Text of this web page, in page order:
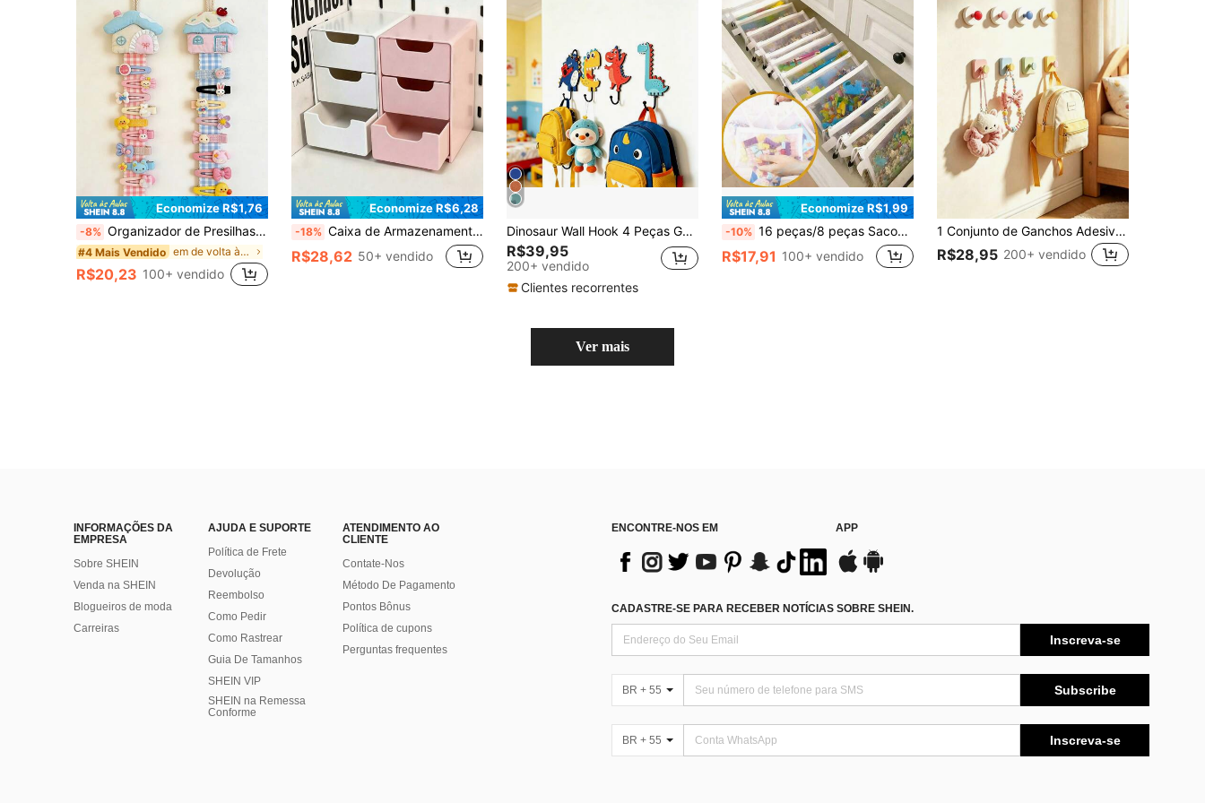
Economize R$1,76
-8% Organizador de Presilhas de Cabelo no Formato de Casa de Madeira Criativa e Fofa, Organizador de Armazenamento Montado na Parede Estilo Doce de Menina, Acessório de Decoração para Quarto de Criança, Presente de Páscoa
#4 Mais Vendido em de volta às aulas Armazenamento de berçário
R$20,23 100+ vendido
Economize R$6,28
-18% Caixa de Armazenamento Mini de 3 Camadas, Adequada para Armazenar Joias, Acessórios de Cabelo, Itens Pequenos, Pode Ser Usada em Móveis, Escritório, Estudo, Quarto, Banheiro
R$28,62 50+ vendido
Dinosaur Wall Hook 4 Peças Ganchos de Parede de Madeira com Formato de Dinossauro Fofo, Adequado para Quarto de Crianças, Quarto, Pode Pendurar Roupas, Toalhas, Bolsas, Decoração de Quarto de Bebê, Presente de Banho de Bebê
R$39,95
200+ vendido
Clientes recorrentes
Economize R$1,99
-10% 16 peças/8 peças Sacos de Armazenamento de Brinquedos para Quarto de Bebê, Sacos Mágicos de Classificação de Blocos de Construção e Quebra-cabeça com Zíper de Malha
R$17,91 100+ vendido
1 Conjunto de Ganchos Adesivos Fortes Dopamina - Ganchos de Ventosa Sem Furos, Cabideiro de Porta, Armazenamento de Parede de Banheiro, Adequado para Quarto de Crianças, Suprimentos de Bebê, Suprimentos de Meninas, Essenciais de Recém-Nascidos, Decoração de Quarto de Meninas
R$28,95 200+ vendido
Ver mais
INFORMAÇÕES DA
EMPRESA
Sobre SHEIN
Venda na SHEIN
Blogueiros de moda
Carreiras
AJUDA E SUPORTE
Política de Frete
Devolução
Reembolso
Como Pedir
Como Rastrear
Guia De Tamanhos
SHEIN VIP
SHEIN na Remessa
Conforme
ATENDIMENTO AO
CLIENTE
Contate-Nos
Método De Pagamento
Pontos Bônus
Política de cupons
Perguntas frequentes
ENCONTRE-NOS EM APP
CADASTRE-SE PARA RECEBER NOTÍCIAS SOBRE SHEIN.
Inscreva-se
BR + 55 Subscribe
BR + 55 Inscreva-se